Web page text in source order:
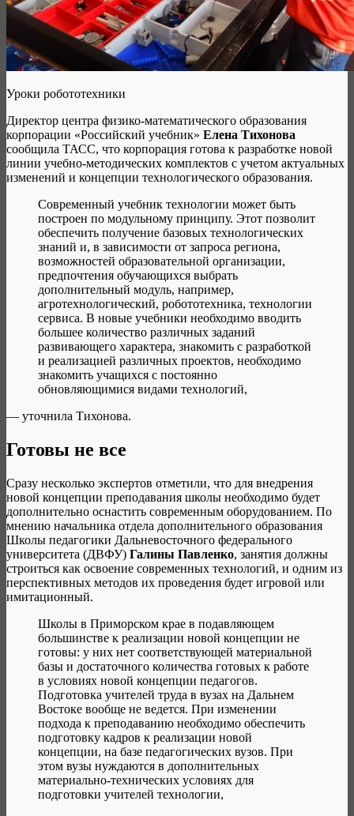
Уроки робототехники
Директор центра физико-математического образования
корпорации «Российский учебник» Елена Тихонова
сообщила ТАСС, что корпорация готова к разработке новой
линии учебно-методических комплектов с учетом актуальных
изменений и концепции технологического образования.
Современный учебник технологии может быть
построен по модульному принципу. Этот позволит
обеспечить получение базовых технологических
знаний и, в зависимости от запроса региона,
возможностей образовательной организации,
предпочтения обучающихся выбрать
дополнительный модуль, например,
агротехнологический, робототехника, технологии
сервиса. В новые учебники необходимо вводить
большее количество различных заданий
развивающего характера, знакомить с разработкой
и реализацией различных проектов, необходимо
знакомить учащихся с постоянно
обновляющимися видами технологий,
— уточнила Тихонова.
Готовы не все
Сразу несколько экспертов отметили, что для внедрения
новой концепции преподавания школы необходимо будет
дополнительно оснастить современным оборудованием. По
мнению начальника отдела дополнительного образования
Школы педагогики Дальневосточного федерального
университета (ДВФУ) Галины Павленко, занятия должны
строиться как освоение современных технологий, и одним из
перспективных методов их проведения будет игровой или
имитационный.
Школы в Приморском крае в подавляющем
большинстве к реализации новой концепции не
готовы: у них нет соответствующей материальной
базы и достаточного количества готовых к работе
в условиях новой концепции педагогов.
Подготовка учителей труда в вузах на Дальнем
Востоке вообще не ведется. При изменении
подхода к преподаванию необходимо обеспечить
подготовку кадров к реализации новой
концепции, на базе педагогических вузов. При
этом вузы нуждаются в дополнительных
материально-технических условиях для
подготовки учителей технологии,